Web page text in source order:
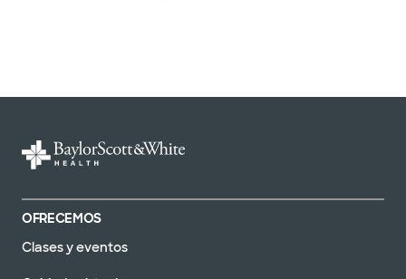
OFRECEMOS
Clases y eventos